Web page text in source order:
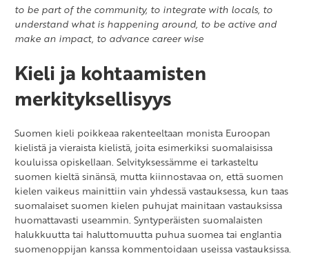
to be part of the community, to integrate with locals, to
understand what is happening around, to be active and
make an impact, to advance career wise
Kieli ja kohtaamisten
merkityksellisyys
Suomen kieli poikkeaa rakenteeltaan monista Euroopan
kielistä ja vieraista kielistä, joita esimerkiksi suomalaisissa
kouluissa opiskellaan. Selvityksessämme ei tarkasteltu
suomen kieltä sinänsä, mutta kiinnostavaa on, että suomen
kielen vaikeus mainittiin vain yhdessä vastauksessa, kun taas
suomalaiset suomen kielen puhujat mainitaan vastauksissa
huomattavasti useammin. Syntyperäisten suomalaisten
halukkuutta tai haluttomuutta puhua suomea tai englantia
suomenoppijan kanssa kommentoidaan useissa vastauksissa.